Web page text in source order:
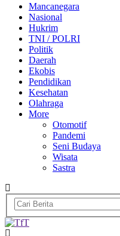
Mancanegara
Nasional
Hukrim
TNI / POLRI
Politik
Daerah
Ekobis
Pendidikan
Kesehatan
Olahraga
More
Otomotif
Pandemi
Seni Budaya
Wisata
Sastra